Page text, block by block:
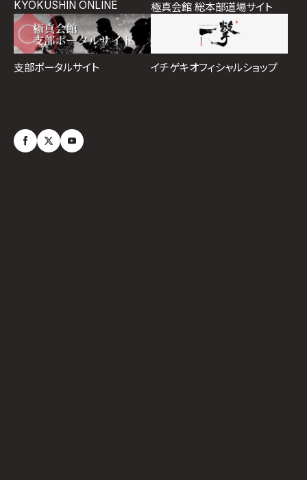
KYOKUSHIN ONLINE 極真会館 総本部道場サイト
支部ポータルサイト イチゲキオフィシャルショップ